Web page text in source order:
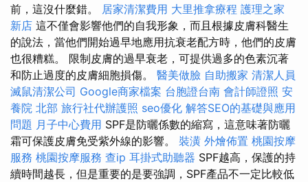
前，這沒什麼錯。 居家清潔費用 大里推拿療程 護理之家
新店 這不僅會影響他們的自我形象，而且根據皮膚科醫生
的說法，當他們開始過早地應用抗衰老配方時，他們的皮膚
也很糟糕。 限制皮膚的過早衰老，可提供過多的色素沉著
和防止過度的皮膚細胞損傷。 醫美做臉 自助搬家 清潔人員
滅鼠清潔公司 Google商家檔案 台胞證台南 會計師證照 安
養院 北部 旅行社代辦護照 seo優化 解答SEO的基礎與應用
問題 月子中心費用 SPF是防曬係數的縮寫，這意味著防曬
霜可保護皮膚免受紫外線的影響。 裝潢 外燴佈置 桃園按摩
服務 桃園按摩服務 查ip 耳掛式助聽器 SPF越高，保護的持
續時間越長，但是重要的是要強調，SPF產品不一定比較低